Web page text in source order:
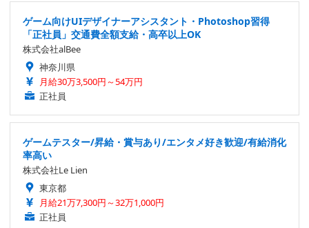
ゲーム向けUIデザイナーアシスタント・Photoshop習得
「正社員」交通費全額支給・高卒以上OK
株式会社alBee
神奈川県
月給30万3,500円～54万円
正社員
ゲームテスター/昇給・賞与あり/エンタメ好き歓迎/有給消化
率高い
株式会社Le Lien
東京都
月給21万7,300円～32万1,000円
正社員